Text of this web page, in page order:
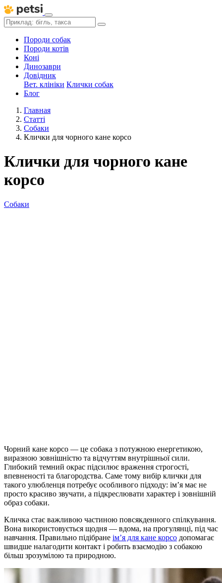
Породи собак
Породи котів
Коні
Динозаври
Довідник
Вет. клініки Клички собак
Блог
Главная
Статті
Собаки
Клички для чорного кане корсо
Клички для чорного кане
корсо
Собаки
Чорний кане корсо — це собака з потужною енергетикою,
виразною зовнішністю та відчуттям внутрішньої сили.
Глибокий темний окрас підсилює враження строгості,
впевненості та благородства. Саме тому вибір клички для
такого улюбленця потребує особливого підходу: ім’я має не
просто красиво звучати, а підкреслювати характер і зовнішній
образ собаки.
Кличка стає важливою частиною повсякденного спілкування.
Вона використовується щодня — вдома, на прогулянці, під час
навчання. Правильно підібране ім’я для кане корсо допомагає
швидше налагодити контакт і робить взаємодію з собакою
більш зрозумілою та природною.